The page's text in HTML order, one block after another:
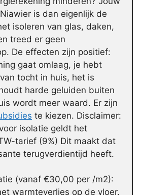
is dan eigenlijk de
isoleren van glas, daken,
treed er geen
De effecten zijn positief:
gaat omlaag, je hebt
tocht in huis, het is
harde geluiden buiten
wordt meer waard. Er zijn
te kiezen. Disclaimer:
isolatie geldt het
tarief (9%) Dit maakt dat
terugverdientijd heeft.
(vanaf €30,00 per /m2):
warmteverlies op de vloer.